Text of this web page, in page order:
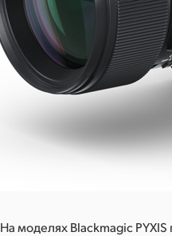
На моделях Blackmagic PYXIS